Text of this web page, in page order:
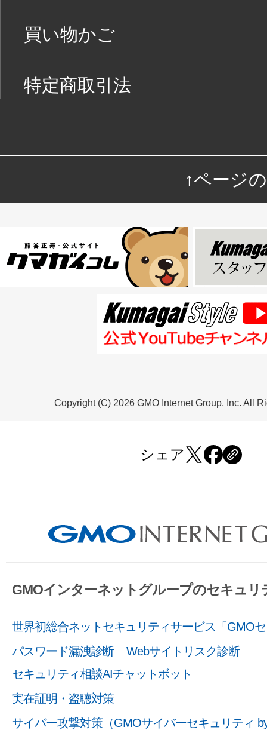
買い物かご
特定商取引法
↑ページ
Copyright (C) 2026 GMO Internet Group, Inc. All
シェア
GMOインターネットグループのセキュリ
世界初総合ネットセキュリティサービス「GMO
パスワード漏洩診断
Webサイトリスク診断
セキュリティ相談AIチャットボット
実在証明・盗聴対策
サイバー攻撃対策（GMOサイバーセキュリティ